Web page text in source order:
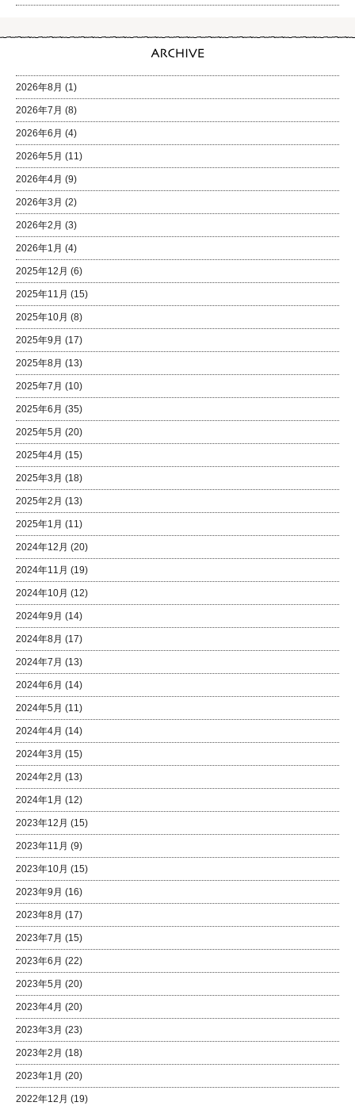
2026年8月 (1)
2026年7月 (8)
2026年6月 (4)
2026年5月 (11)
2026年4月 (9)
2026年3月 (2)
2026年2月 (3)
2026年1月 (4)
2025年12月 (6)
2025年11月 (15)
2025年10月 (8)
2025年9月 (17)
2025年8月 (13)
2025年7月 (10)
2025年6月 (35)
2025年5月 (20)
2025年4月 (15)
2025年3月 (18)
2025年2月 (13)
2025年1月 (11)
2024年12月 (20)
2024年11月 (19)
2024年10月 (12)
2024年9月 (14)
2024年8月 (17)
2024年7月 (13)
2024年6月 (14)
2024年5月 (11)
2024年4月 (14)
2024年3月 (15)
2024年2月 (13)
2024年1月 (12)
2023年12月 (15)
2023年11月 (9)
2023年10月 (15)
2023年9月 (16)
2023年8月 (17)
2023年7月 (15)
2023年6月 (22)
2023年5月 (20)
2023年4月 (20)
2023年3月 (23)
2023年2月 (18)
2023年1月 (20)
2022年12月 (19)